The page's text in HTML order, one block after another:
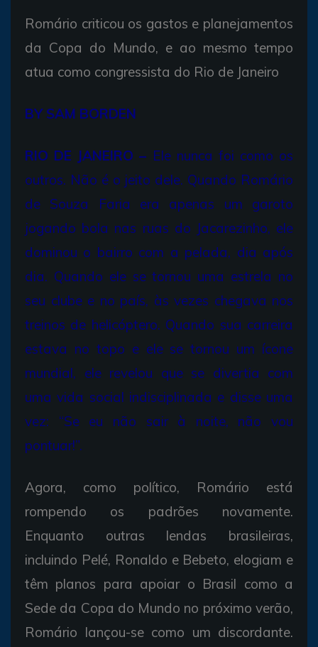
Romário criticou os gastos e planejamentos
da Copa do Mundo, e ao mesmo tempo
atua como congressista do Rio de Janeiro
BY SAM BORDEN
RIO DE JANEIRO – Ele nunca foi como os
outros. Não é o jeito dele. Quando Romário
de Souza Faria era apenas um garoto
jogando bola nas ruas do Jacarezinho, ele
dominou o bairro com a pelada, dia após
dia. Quando ele se tornou uma estrela no
seu clube e no país, às vezes chegava nos
treinos de helicóptero. Quando sua carreira
estava no topo e ele se tornou um ícone
mundial, ele revelou que se divertia com
uma vida social indisciplinada e disse uma
vez: “Se eu não sair à noite, não vou
pontuar!”.
Agora, como político, Romário está
rompendo os padrões novamente.
Enquanto outras lendas brasileiras,
incluindo Pelé, Ronaldo e Bebeto, elogiam e
têm planos para apoiar o Brasil como a
Sede da Copa do Mundo no próximo verão,
Romário lançou-se como um discordante.